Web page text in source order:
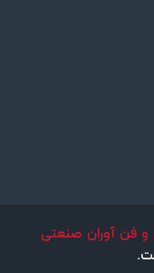
و فن آوران صنعتی